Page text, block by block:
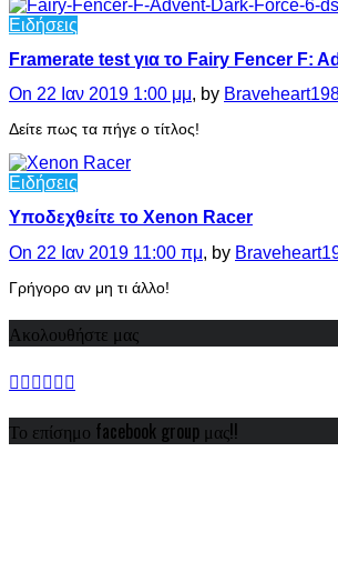
Ειδήσεις
Framerate test για το Fairy Fencer F:
On 22 Ιαν 2019 1:00 μμ, by
Δείτε πως τα πήγε ο τίτλος!
Ειδήσεις
Υποδεχθείτε το Xenon Racer
On 22 Ιαν 2019 11:00 πμ, by
Γρήγορο αν μη τι άλλο!
Ακολουθήστε μας
Το επίσημο facebook group μας!!